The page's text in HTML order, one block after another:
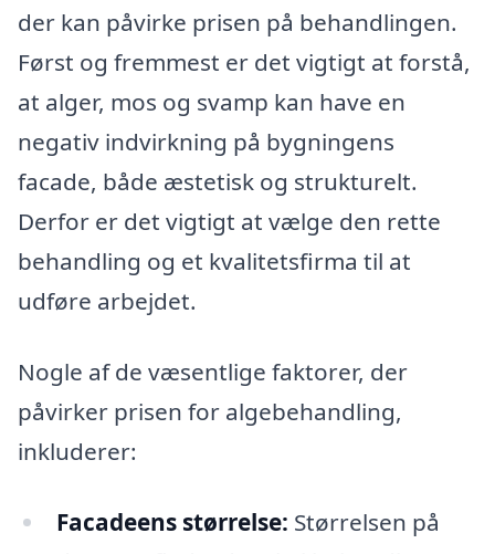
der kan påvirke prisen på behandlingen.
Først og fremmest er det vigtigt at forstå,
at alger, mos og svamp kan have en
negativ indvirkning på bygningens
facade, både æstetisk og strukturelt.
Derfor er det vigtigt at vælge den rette
behandling og et kvalitetsfirma til at
udføre arbejdet.
Nogle af de væsentlige faktorer, der
påvirker prisen for algebehandling,
inkluderer:
Facadeens størrelse: Størrelsen på